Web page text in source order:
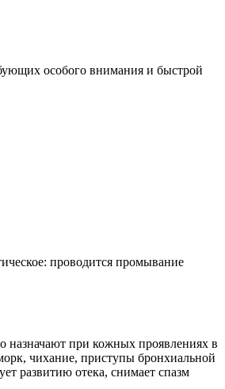
особого внимания и быстрой
проводится промывание
назначают при кожных проявлениях в
чихание, приступы бронхиальной
развитию отека, снимает спазм